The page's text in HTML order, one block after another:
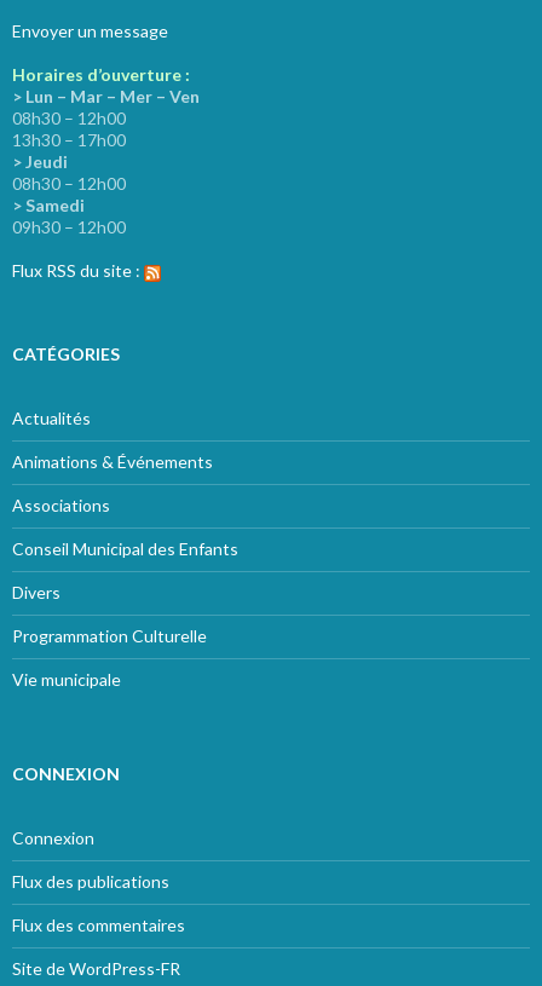
Envoyer un message
Horaires d’ouverture :
> Lun – Mar – Mer – Ven
08h30 – 12h00
13h30 – 17h00
> Jeudi
08h30 – 12h00
> Samedi
09h30 – 12h00
Flux RSS du site :
CATÉGORIES
Actualités
Animations & Événements
Associations
Conseil Municipal des Enfants
Divers
Programmation Culturelle
Vie municipale
CONNEXION
Connexion
Flux des publications
Flux des commentaires
Site de WordPress-FR